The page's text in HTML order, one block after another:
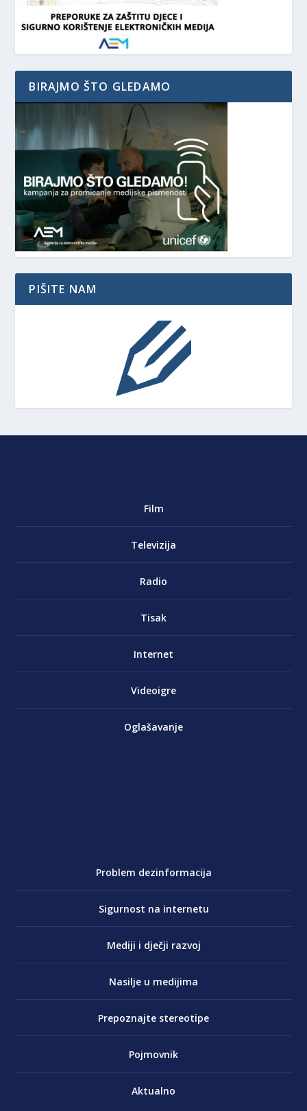
BIRAJMO ŠTO GLEDAMO
PIŠITE NAM
Film
Televizija
Radio
Tisak
Internet
Videoigre
Oglašavanje
Problem dezinformacija
Sigurnost na internetu
Mediji i dječji razvoj
Nasilje u medijima
Prepoznajte stereotipe
Pojmovnik
Aktualno